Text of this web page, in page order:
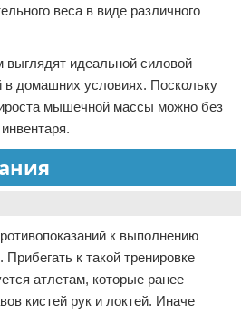
веса в виде различного
идеальной силовой
в домашних условиях. Поскольку
мышечной массы можно без
к выполнению
к такой тренировке
атлетам, которые ранее
кистей рук и локтей. Иначе